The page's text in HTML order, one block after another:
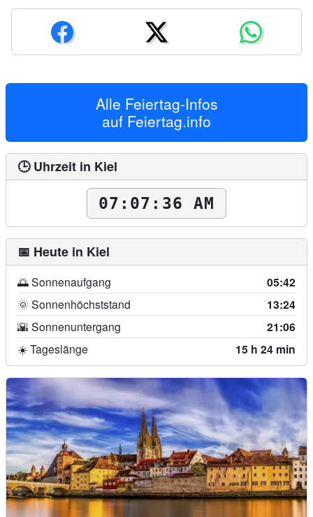
Alle Feiertag-Infos
auf Feiertag.info
🕒 Uhrzeit in Kiel
07:07:37 AM
📅 Heute in Kiel
🌅 Sonnenaufgang 05:42
🌞 Sonnenhöchststand 13:24
🌇 Sonnenuntergang 21:06
☀️ Tageslänge 15 h 24 min